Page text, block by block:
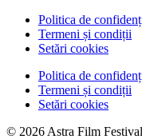
Politica de
Termeni și condiții
Setări cookies
Politica de
Termeni și condiții
Setări cookies
© 2026 Astra Film